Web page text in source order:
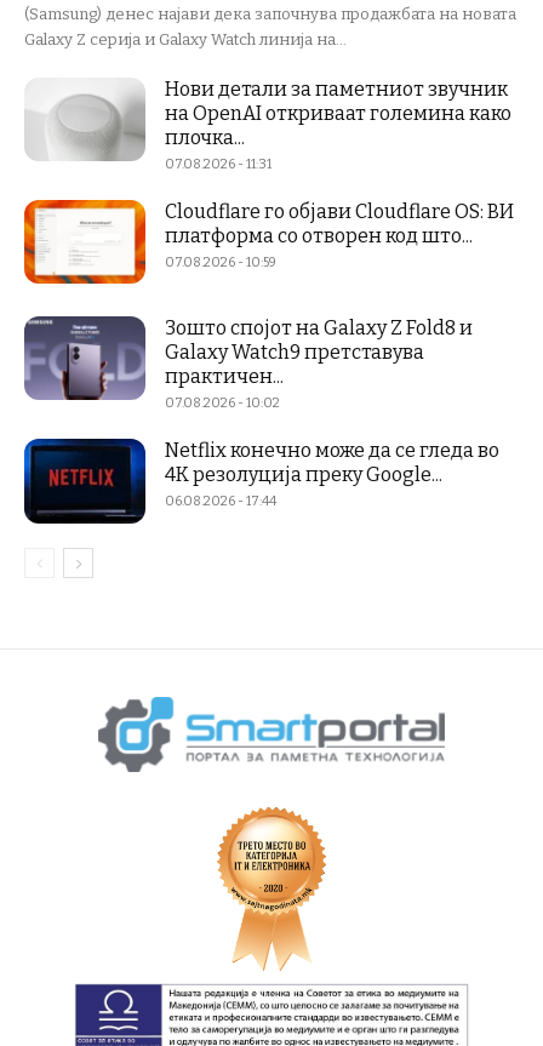
(Samsung) денес најави дека започнува продажбата на новата
Galaxy Z серија и Galaxy Watch линија на...
Нови детали за паметниот звучник
на OpenAI откриваат големина како
плочка...
07.08.2026 - 11:31
Cloudflare го објави Cloudflare OS: ВИ
платформа со отворен код што...
07.08.2026 - 10:59
Зошто спојот на Galaxy Z Fold8 и
Galaxy Watch9 претставува
практичен...
07.08.2026 - 10:02
Netflix конечно може да се гледа во
4K резолуција преку Google...
06.08.2026 - 17:44